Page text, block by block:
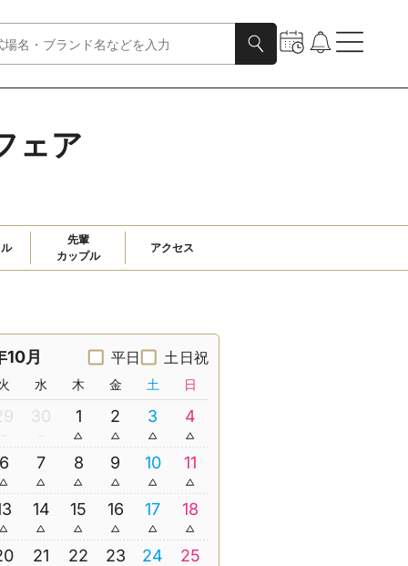
ェア
先輩
カップル
アクセス
月 平日 土日祝
水 木 金 土 日
30 1 2 3 4
7 8 9 10 11
14 15 16 17 18
21 22 23 24 25